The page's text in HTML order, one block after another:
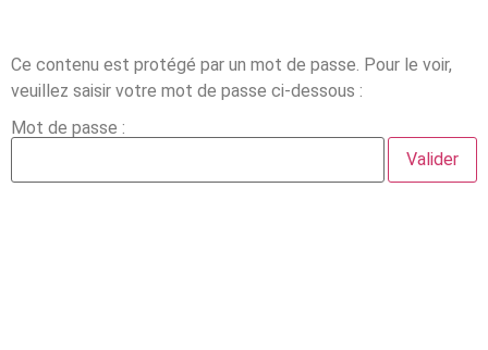
Ce contenu est protégé par un mot de passe. Pour le voir,
veuillez saisir votre mot de passe ci-dessous :
Mot de passe :